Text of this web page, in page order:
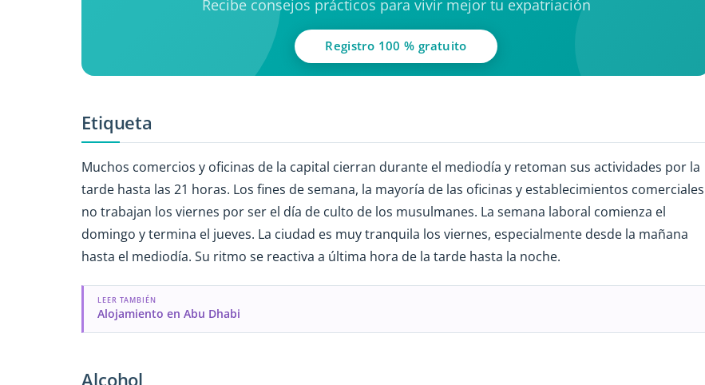
Recibe consejos prácticos para vivir mejor tu expatriación
Registro 100 % gratuito
Etiqueta
Muchos comercios y oficinas de la capital cierran durante el mediodía y retoman sus actividades por la
tarde hasta las 21 horas. Los fines de semana, la mayoría de las oficinas y establecimientos comerciales
no trabajan los viernes por ser el día de culto de los musulmanes. La semana laboral comienza el
domingo y termina el jueves. La ciudad es muy tranquila los viernes, especialmente desde la mañana
hasta el mediodía. Su ritmo se reactiva a última hora de la tarde hasta la noche.
LEER TAMBIÉN
Alojamiento en Abu Dhabi
Alcohol